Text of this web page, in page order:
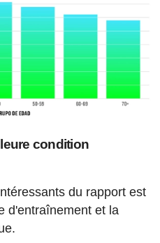
condition
du rapport est
d'entraînement et la